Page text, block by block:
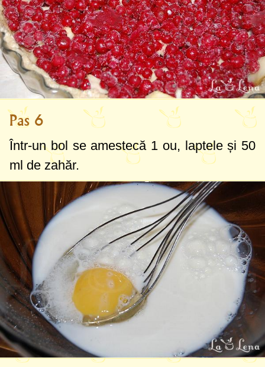
Pas 6
Într-un bol se amestecă 1 ou, laptele și 50
ml de zahăr.